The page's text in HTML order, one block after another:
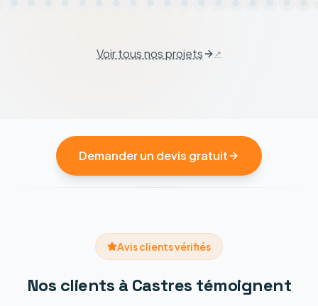
Voir tous nos projets
Demander un devis gratuit
Avis clients vérifiés
Nos clients à Castres témoignent